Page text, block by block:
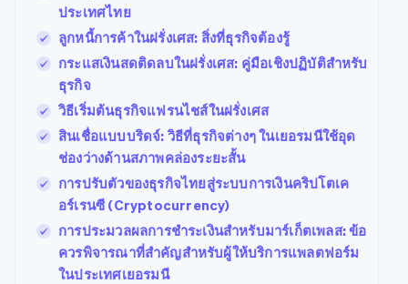
ประเทศไทย
ลูกหนี้การค้าในฝรั่งเศส: สิ่งที่ธุรกิจต้องรู้
กระแสเงินสดติดลบในฝรั่งเศส: คู่มือเชิงปฏิบัติสำหรับ
ธุรกิจ
วิธีเริ่มต้นธุรกิจแฟรนไชส์ในฝรั่งเศส
สินเชื่อแบบบริดจ์: วิธีที่ธุรกิจต่างๆ ในเยอรมนีใช้อุด
ช่องว่างด้านสภาพคล่องระยะสั้น
การปรับตัวของธุรกิจไทยสู่ระบบการเงินคริปโตเค
อร์เรนซี (Cryptocurrency)
การประมวลผลการชำระเงินสำหรับมาร์เก็ตเพลส: ข้อ
ควรพิจารณาที่สำคัญสำหรับผู้ให้บริการแพลตฟอร์ม
ในประเทศเยอรมนี